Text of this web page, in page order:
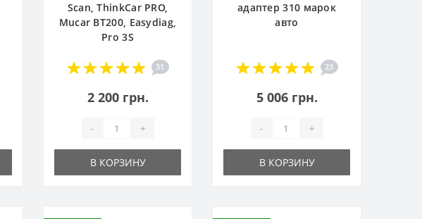
Scan, ThinkCar PRO,
Mucar BT200, Easydiag,
Pro 3S
31
2 200 грн.
- +
В КОРЗИНУ
адаптер 310 марок
авто
23
5 006 грн.
- +
В КОРЗИНУ